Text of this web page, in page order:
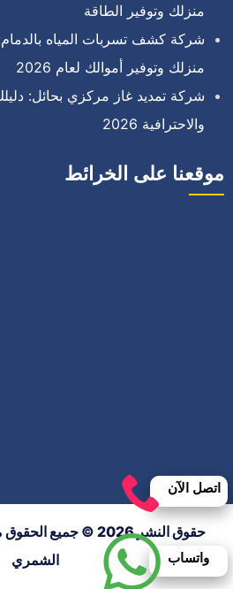
منزلك وتوفير الطاقة
شركة كشف تسربات المياه
منزلك وتوفير أموالك لعام 2026
شركة تمديد غاز مركزي بحائل:
والاحترافية 2026
موقعنا على الخرائط
حقوق النشر 2026 ©
الشمري
واتساب
اتصل الآن